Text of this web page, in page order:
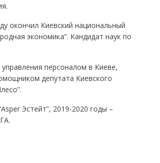
окончил Киевский национальный
экономика”. Кандидат наук по
персоналом в Киеве,
депутата Киевского
Эстейт”, 2019-2020 годы –